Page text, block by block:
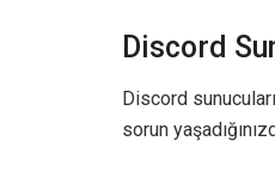
Discord
Discord
sorun